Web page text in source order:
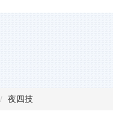
夜四技